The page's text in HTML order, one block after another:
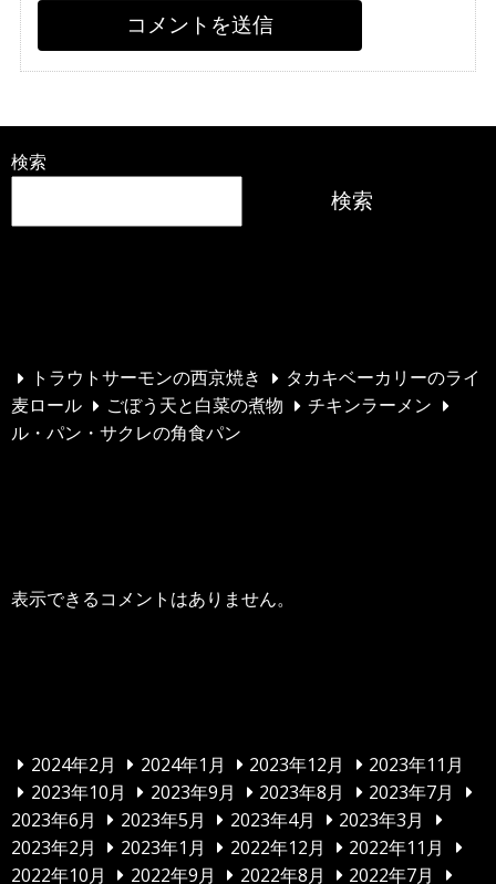
検索
検索
トラウトサーモンの西京焼き
タカキベーカリーのライ
麦ロール
ごぼう天と白菜の煮物
チキンラーメン
ル・パン・サクレの角食パン
表示できるコメントはありません。
2024年2月 2024年1月 2023年12月
2023年11月
2023年10月
2023年9月 2023年8月
2023年7月
2023年6月
2023年5月 2023年4月
2023年3月
2023年2月
2023年1月 2022年12月
2022年11月
2022年10月
2022年9月 2022年8月 2022年7月